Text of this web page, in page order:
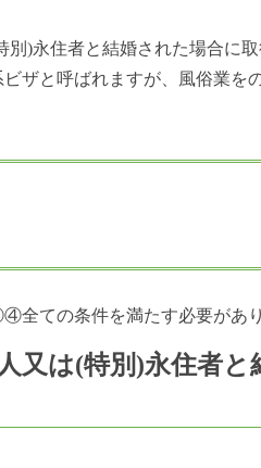
別)永住者と結婚された場合に
ビザと呼ばれますが、風俗業を
ての条件を満たす必要があり
又は(特別)永住者と